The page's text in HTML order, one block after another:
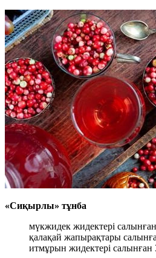
«Сиқырлы» тұнба
мүкжидек жидектері
қалақай жапырақтары
итмұрын жидектері салынған